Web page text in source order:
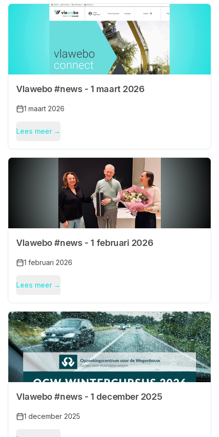
Vlawebo #news - 1 maart 2026
1 maart 2026
Lees meer →
Vlawebo #news - 1 februari 2026
1 februari 2026
Lees meer →
Vlawebo #news - 1 december 2025
1 december 2025